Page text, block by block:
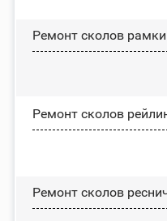
Ремонт сколов
Ремонт сколов
Ремонт сколов